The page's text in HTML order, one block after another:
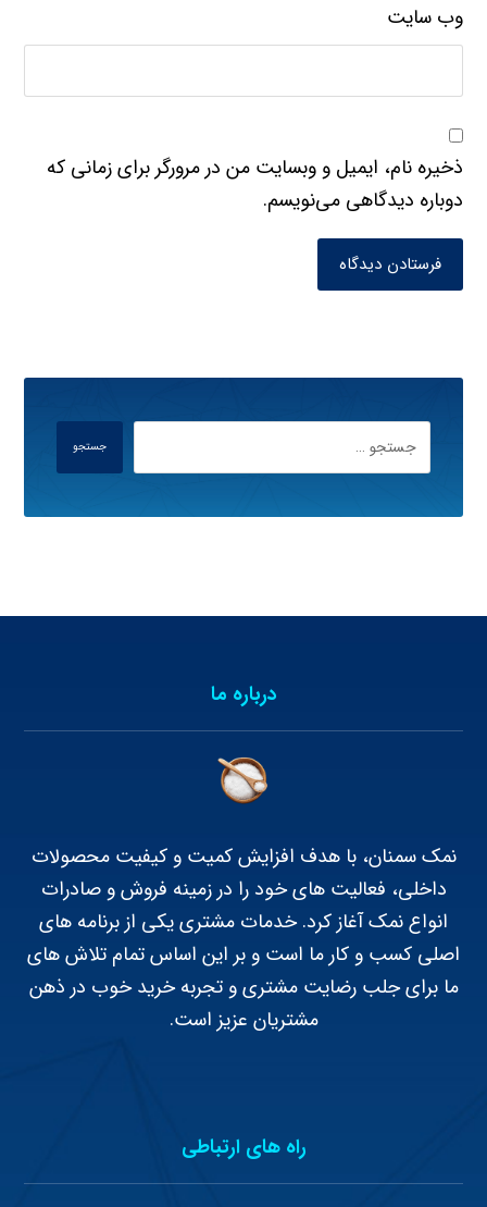
وب‌ سایت
ذخیره نام، ایمیل و وبسایت من در مرورگر برای زمانی که
دوباره دیدگاهی می‌نویسم.
فرستادن دیدگاه
جستجو
درباره ما
نمک سمنان، با هدف افزایش کمیت و کیفیت محصولات
داخلی، فعالیت های خود را در زمینه فروش و صادرات
انواع نمک آغاز کرد. خدمات مشتری یکی از برنامه های
اصلی کسب و کار ما است و بر این اساس تمام تلاش های
ما برای جلب رضایت مشتری و تجربه خرید خوب در ذهن
مشتریان عزیز است.
راه های ارتباطی